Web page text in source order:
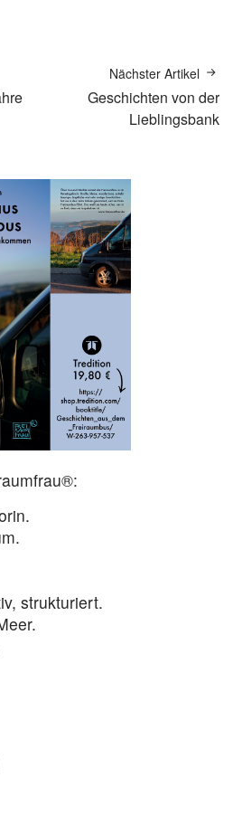
Nächster Artikel
Geschichten von der
Lieblingsbank
strukturiert.